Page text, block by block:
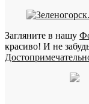
Загляните в нашу
красиво! И не